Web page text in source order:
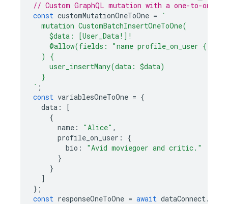
// Custom GraphQL mutation with a one-to-one
const customMutationOneToOne =
`
  mutation CustomBatchInsertOneToOne(
    $data: [User_Data!]!
@allow(fields: "name profile_on_user { bio
  ) {
    user_insertMany(data: $data)
  }
` ;
const variablesOneToOne = {
data :
[
{
name : "Alice" ,
profile_on_user :
{
bio :
"Avid moviegoer and critic."
}
}
]
};
const responseOneToOne = await dataConnect.